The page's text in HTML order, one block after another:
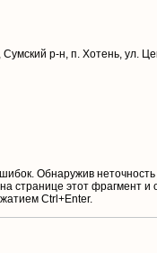
р-н, п. Хотень, ул.
Обнаружив неточность
странице этот фрагмент и
Ctrl+Enter.